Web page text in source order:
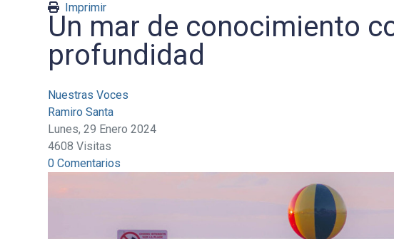
Imprimir
Un mar de conocimiento
profundidad
Nuestras Voces
Ramiro Santa
Lunes, 29 Enero 2024
4608 Visitas
0 Comentarios